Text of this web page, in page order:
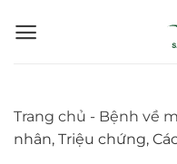
Trang chủ - Bệnh về
nhân, Triệu chứng,